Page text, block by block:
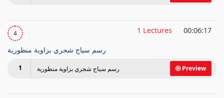
4 1 Lectures 00:06:17
رسم سياج شجري بزاوية منظورية
1 Preview رسم سياج شجري بزاوية منظورية